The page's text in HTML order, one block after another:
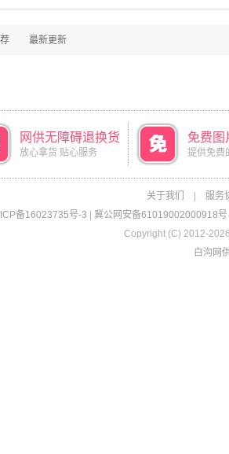
最新更新
网供无障碍退换货
放心拿货 贴心服务
免费图
提供免费
关于我们 服务
备16023735号-3
冀公网安备61019002000918号
Copyright (C) 2012-
白沟网